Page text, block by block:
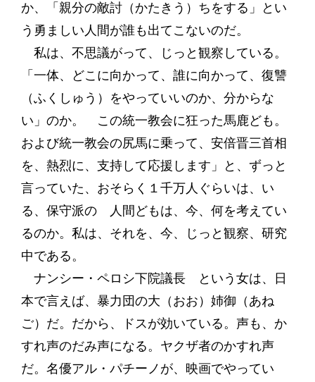
か、「親分の敵討（かたきう）ちをする」とい
う勇ましい人間が誰も出てこないのだ。
私は、不思議がって、じっと観察している。
「一体、どこに向かって、誰に向かって、復讐
（ふくしゅう）をやっていいのか、分からな
い」のか。 この統一教会に狂った馬鹿ども。
および統一教会の尻馬に乗って、安倍晋三首相
を、熱烈に、支持して応援します」と、ずっと
言っていた、おそらく１千万人ぐらいは、い
る、保守派の 人間どもは、今、何を考えてい
るのか。私は、それを、今、じっと観察、研究
中である。
ナンシー・ペロシ下院議長 という女は、日
本で言えば、暴力団の大（おお）姉御（あね
ご）だ。だから、ドスが効いている。声も、か
すれ声のだみ声になる。ヤクザ者のかすれ声
だ。名優アル・パチーノが、映画でやってい